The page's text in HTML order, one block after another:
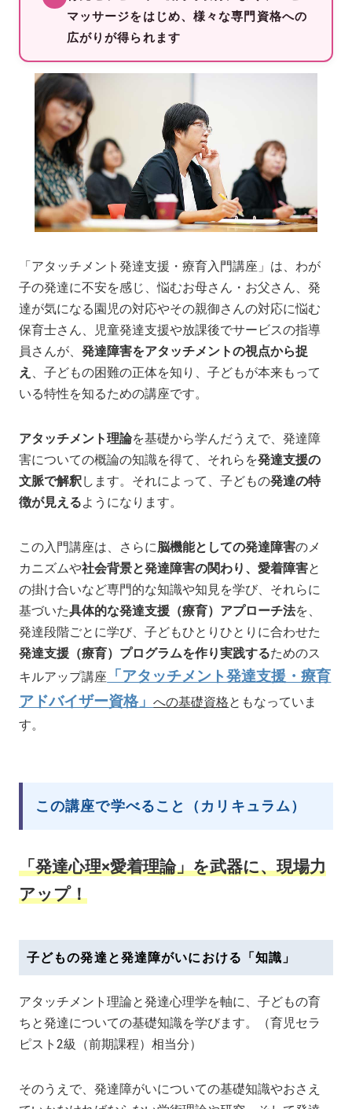
マッサージをはじめ、様々な専門資格への
広がりが得られます
「アタッチメント発達支援・療育入門講座」は、わが
子の発達に不安を感じ、悩むお母さん・お父さん、発
達が気になる園児の対応やその親御さんの対応に悩む
保育士さん、児童発達支援や放課後でサービスの指導
員さんが、発達障害をアタッチメントの視点から捉
え 、子どもの困難の正体を知り、子どもが本来もって
いる特性を知るための講座です。
アタッチメント理論を基礎から学んだうえで、発達障
害についての概論の知識を得て、それらを発達支援の
文脈で解釈します。それによって、子どもの発達の特
徴が見えるようになります。
この入門講座は、さらに脳機能としての発達障害のメ
カニズムや社会背景と発達障害の関わり、愛着障害と
の掛け合いなど専門的な知識や知見を学び、それらに
基づいた具体的な発達支援（療育）アプローチ法を、
発達段階ごとに学び、子どもひとりひとりに合わせた
発達支援（療育）プログラムを作り実践するためのス
キルアップ講座
「アタッチメント発達支援・療育
アドバイザー資格」への基礎資格ともなっていま
す。
この講座で学べること（カリキュラム）
「発達心理×愛着理論」を武器に、現場力
アップ！
子どもの発達と発達障がいにおける「知識」
アタッチメント理論と発達心理学を軸に、子どもの育
ちと発達についての基礎知識を学びます。（育児セラ
ピスト2級（前期課程）相当分）
そのうえで、発達障がいについての基礎知識やおさえ